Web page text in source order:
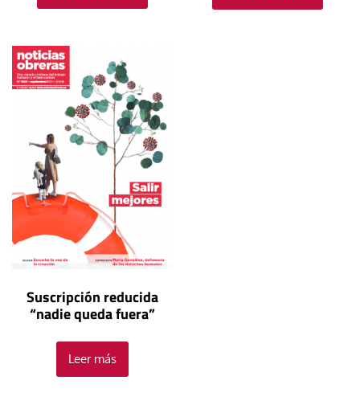
Suscripción reducida
“nadie queda fuera”
Leer más